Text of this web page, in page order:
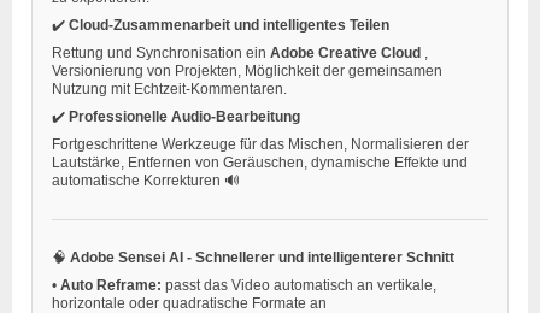
✔️ Cloud-Zusammenarbeit und intelligentes Teilen
Rettung und Synchronisation ein Adobe Creative Cloud
Versionierung von Projekten, Möglichkeit der gemeinsamen
Nutzung mit Echtzeit-Kommentaren.
✔️ Professionelle Audio-Bearbeitung
Fortgeschrittene Werkzeuge für das Mischen, Normalisieren der
Lautstärke, Entfernen von Geräuschen, dynamische Effekte und
automatische Korrekturen 🔊
🧠 Adobe Sensei AI - Schnellerer und intelligenterer Schnitt
• Auto Reframe: passt das Video automatisch an vertikale,
horizontale oder quadratische Formate an